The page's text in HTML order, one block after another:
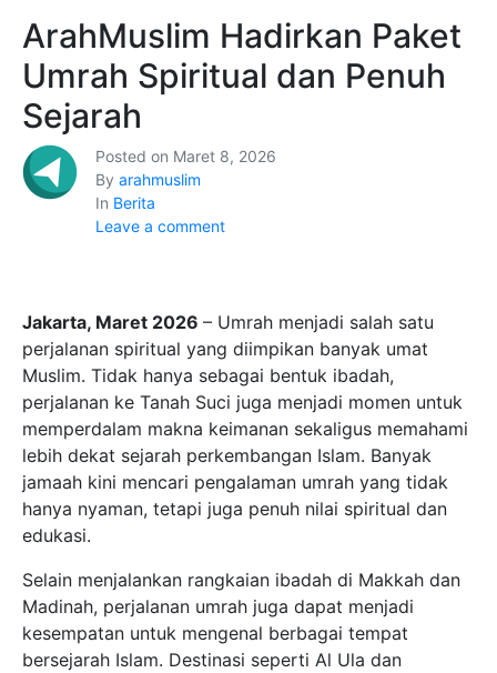
Posted on Maret 8, 2026
By arahmuslim
In Berita
Leave a comment
ArahMuslim Hadirkan Paket
Umrah Spiritual dan Penuh
Sejarah
Jakarta, Maret 2026 – Umrah menjadi salah satu
perjalanan spiritual yang diimpikan banyak umat
Muslim. Tidak hanya sebagai bentuk ibadah,
perjalanan ke Tanah Suci juga menjadi momen untuk
memperdalam makna keimanan sekaligus memahami
lebih dekat sejarah perkembangan Islam. Banyak
jamaah kini mencari pengalaman umrah yang tidak
hanya nyaman, tetapi juga penuh nilai spiritual dan
edukasi.
Selain menjalankan rangkaian ibadah di Makkah dan
Madinah, perjalanan umrah juga dapat menjadi
kesempatan untuk mengenal berbagai tempat
bersejarah Islam. Destinasi seperti Al Ula dan